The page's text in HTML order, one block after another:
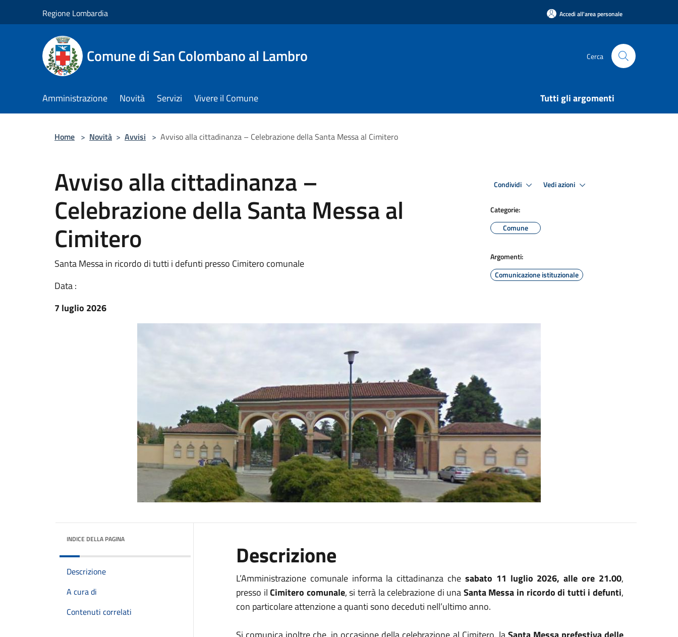
Regione Lombardia Accedi all'area personale
Comune di San Colombano al Lambro Cerca
Amministrazione Novità Servizi Vivere il Comune Tutti gli argomenti
Home > Novità > Avvisi > Avviso alla cittadinanza – Celebrazione della Santa Messa al Cimitero
Avviso alla cittadinanza –
Celebrazione della Santa Messa al
Cimitero
Santa Messa in ricordo di tutti i defunti presso Cimitero comunale
Data :
7 luglio 2026
Condividi Vedi azioni
Categorie:
Comune
Argomenti:
Comunicazione istituzionale
INDICE DELLA PAGINA
Descrizione
A cura di
Contenuti correlati
Descrizione
L’Amministrazione comunale informa la cittadinanza che sabato 11 luglio 2026, alle ore 21.00,
presso ilCimitero comunale, si terrà la celebrazione di unaSanta Messa in ricordo di tutti i defunti,
con particolare attenzione a quanti sono deceduti nell’ultimo anno.